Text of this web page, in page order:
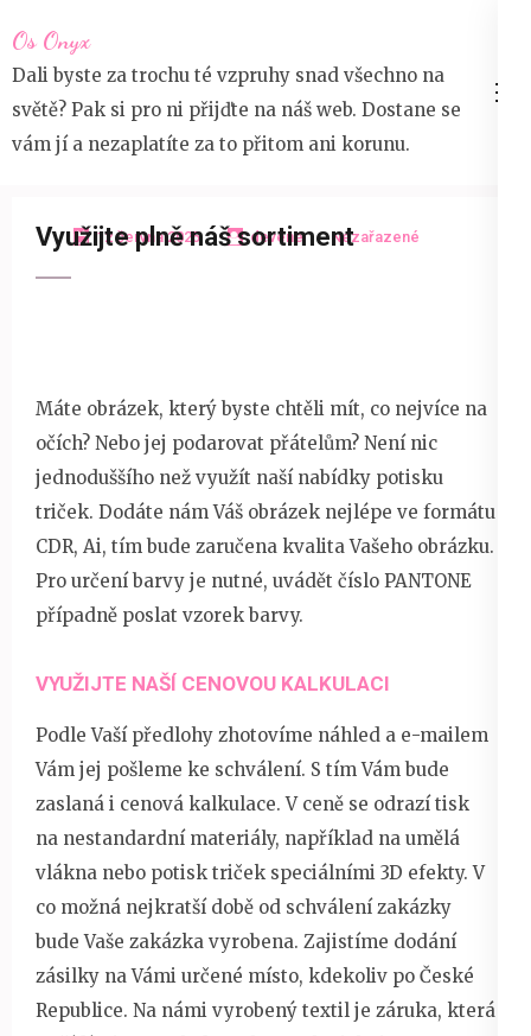
na
obsah
(stiskněte
Enter)
Os Onyx
Dali byste za trochu té vzpruhy snad všechno na
světě? Pak si pro ni přijďte na náš web. Dostane se
vám jí a nezaplatíte za to přitom ani korunu.
12 června 2025 devene Nezařazené
Využijte plně náš sortiment
Máte obrázek, který byste chtěli mít, co nejvíce na
očích? Nebo jej podarovat přátelům? Není nic
jednoduššího než využít naší nabídky potisku
triček. Dodáte nám Váš obrázek nejlépe ve formátu
CDR, Ai, tím bude zaručena kvalita Vašeho obrázku.
Pro určení barvy je nutné, uvádět číslo PANTONE
případně poslat vzorek barvy.
VYUŽIJTE NAŠÍ CENOVOU KALKULACI
Podle Vaší předlohy zhotovíme náhled a e-mailem
Vám jej pošleme ke schválení. S tím Vám bude
zaslaná i cenová kalkulace. V ceně se odrazí tisk
na nestandardní materiály, například na umělá
vlákna nebo potisk triček speciálními 3D efekty. V
co možná nejkratší době od schválení zakázky
bude Vaše zakázka vyrobena. Zajistíme dodání
zásilky na Vámi určené místo, kdekoliv po České
Republice. Na námi vyrobený textil je záruka, která